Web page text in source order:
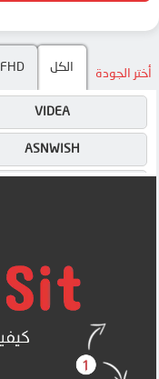
أختر الجودة الكل FHD
VIDEA
ASNWISH